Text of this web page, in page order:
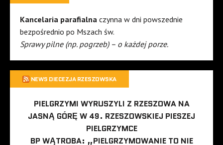
Kancelaria parafialna czynna w dni powszednie
bezpośrednio po Mszach św.
Sprawy pilne (np. pogrzeb) – o każdej porze.
NEWS DIECEZJA RZESZOWSKA
PIELGRZYMI WYRUSZYLI Z RZESZOWA NA
JASNĄ GÓRĘ W 49. RZESZOWSKIEJ PIESZEJ
PIELGRZYMCE
BP WĄTROBA: „PIELGRZYMOWANIE TO NIE